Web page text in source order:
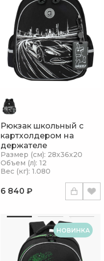
Рюкзак школьный с
картхолдером на
держателе
Размер (см): 28х36х20
Объем (л): 12
Вес (кг): 1.080
6 840 ₽
НОВИНКА